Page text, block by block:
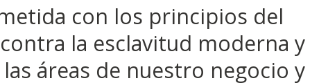
con los principios del
la esclavitud moderna y
áreas de nuestro negocio y